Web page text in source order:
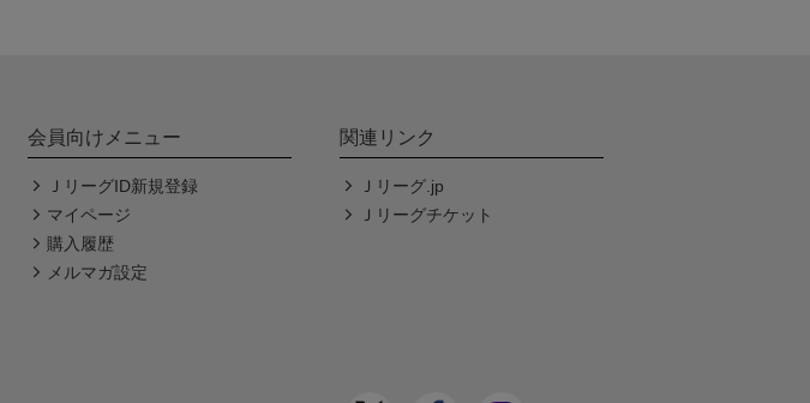
会員向けメニュー
ＪリーグID新規登録
マイページ
購入履歴
メルマガ設定
関連リンク
Ｊリーグ.jp
Ｊリーグチケット